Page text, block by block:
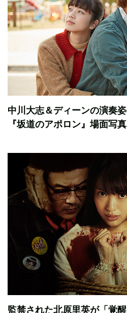
中川大志＆ディーンの演奏
『坂道のアポロン』場面写真
監禁された北原里英が「覚